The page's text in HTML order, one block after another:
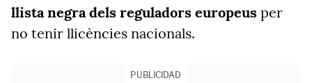
llista negra dels reguladors europeus per
no tenir llicències nacionals.
PUBLICIDAD